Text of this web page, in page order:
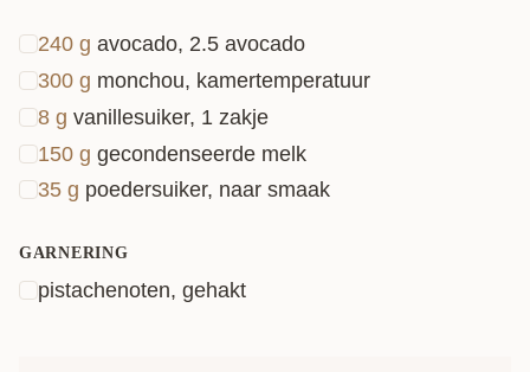
240 g avocado, 2.5 avocado
300 g monchou, kamertemperatuur
8 g vanillesuiker, 1 zakje
150 g gecondenseerde melk
35 g poedersuiker, naar smaak
GARNERING
pistachenoten, gehakt